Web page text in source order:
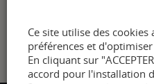
Ce site utilise des
préférences et
En cliquant sur
accord pour l'installation